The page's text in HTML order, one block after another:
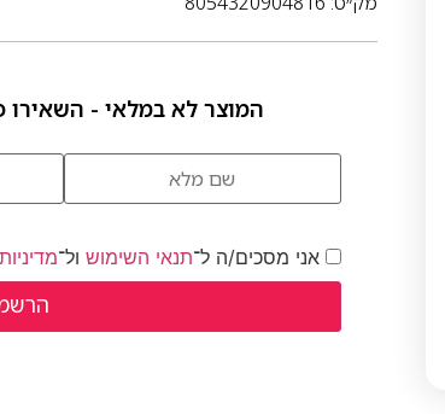
המוצר לא במלאי - השאירו
אני מסכים/ה ל־תנאי השימוש ול־